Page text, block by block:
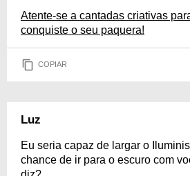
Atente-se a cantadas criativas
conquiste o seu paquera!
COPIAR
Luz
Eu seria capaz de largar o
chance de ir para o escuro com